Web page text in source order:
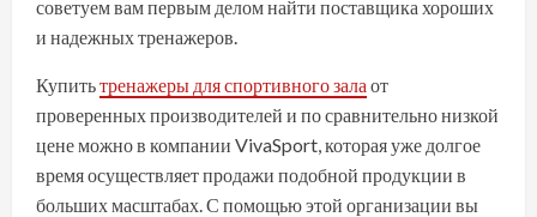
советуем вам первым делом найти поставщика хороших
и надежных тренажеров.
Купитьтренажеры для спортивного зала от
проверенных производителей и по сравнительно низкой
цене можно в компании VivaSport, которая уже долгое
время осуществляет продажи подобной продукции в
больших масштабах. С помощью этой организации вы